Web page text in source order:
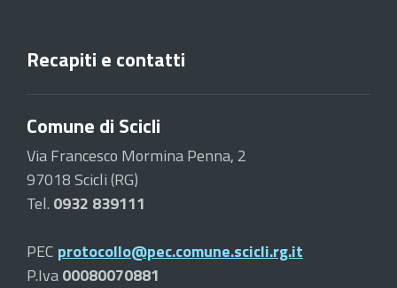
Recapiti e contatti
Comune di Scicli
Via Francesco Mormina Penna, 2
97018 Scicli (RG)
Tel. 0932 839111
PEC protocollo@pec.comune.scicli.rg.it
P.Iva00080070881